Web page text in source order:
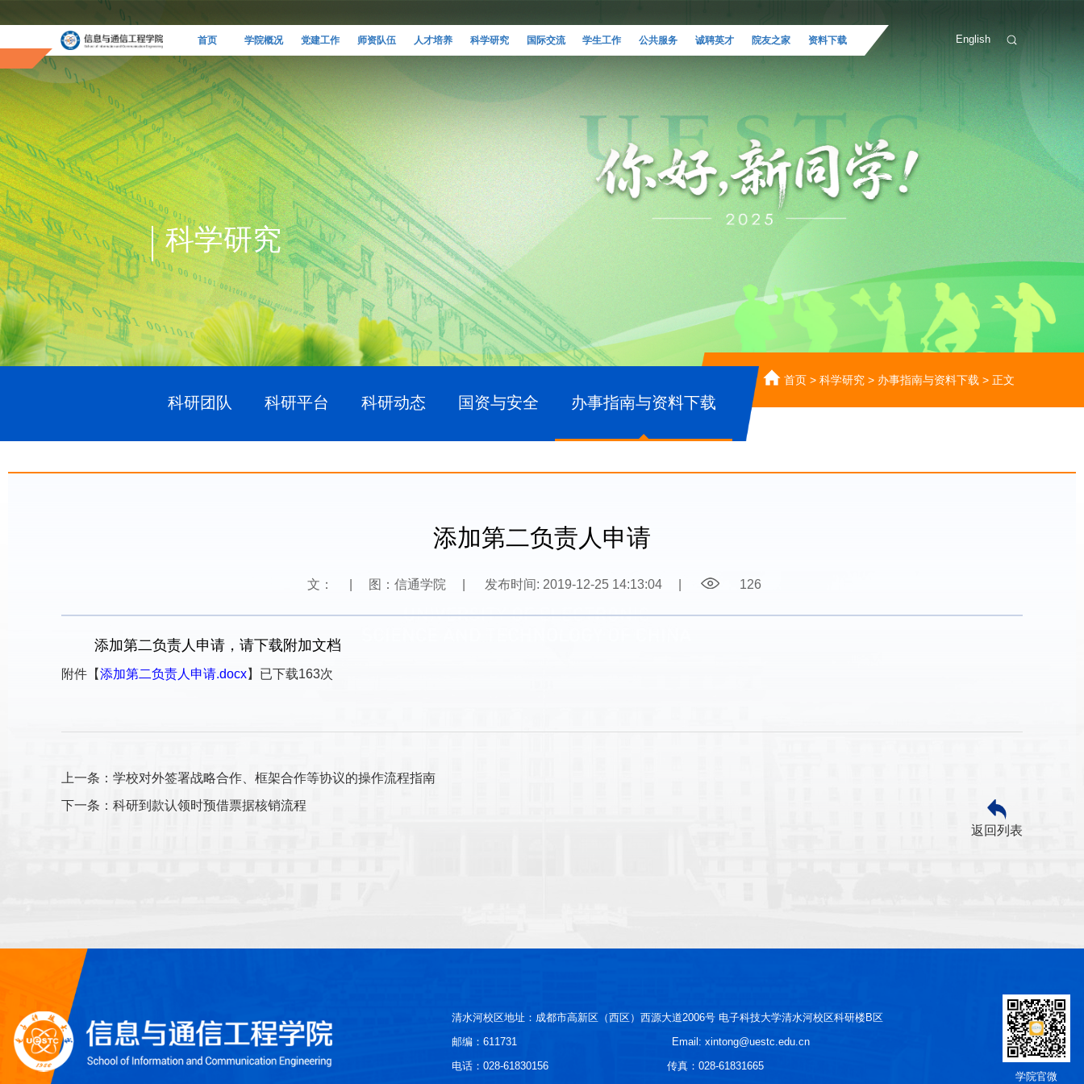
首页 学院概况 党建工作 师资队伍 人才培养 科学研究 国际交流 学生工作 公共服务 诚聘英才 院友之家 资料下载 English
科学研究
首页 > 科学研究 > 办事指南与资料下载 > 正文
科研团队 科研平台 科研动态 国资与安全 办事指南与资料下载
添加第二负责人申请
文： 图：信通学院 发布时间: 2019-12-25 14:13:04 126
添加第二负责人申请，请下载附加文档
附件【添加第二负责人申请.docx】已下载163次
上一条：学校对外签署战略合作、框架合作等协议的操作流程指南
下一条：科研到款认领时预借票据核销流程
返回列表
清水河校区地址：成都市高新区（西区）西源大道2006号 电子科技大学清水河校区科研楼B区
邮编：611731
Email: xintong@uestc.edu.cn
电话：028-61830156
传真：028-61831665
学院官微